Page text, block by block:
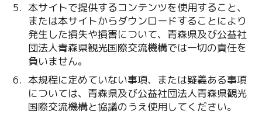
本サイトで提供するコンテンツを使用すること、
または本サイトからダウンロードすることにより
発生した損失や損害について、青森県及び公益社
団法人青森県観光国際交流機構では一切の責任を
負いません。
本規程に定めていない事項、または疑義ある事項
については、青森県及び公益社団法人青森県観光
国際交流機構と協議のうえ使用してください。